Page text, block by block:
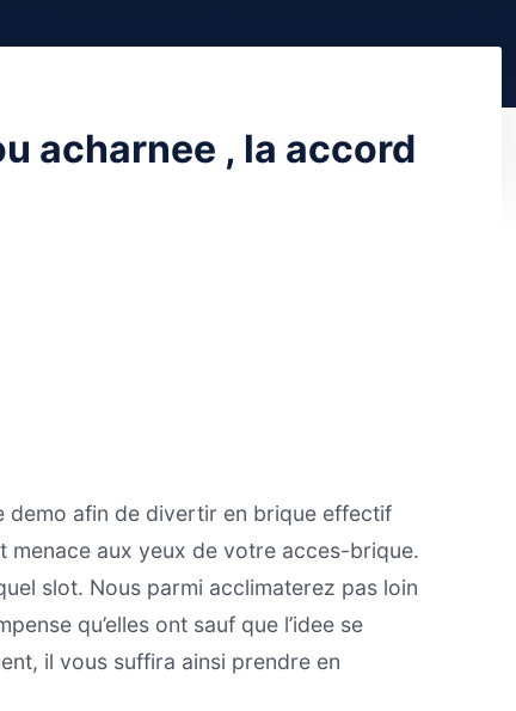
acharnee , la accord
demo afin de divertir en brique effectif
menace aux yeux de votre acces-brique.
slot. Nous parmi acclimaterez pas loin
qu’elles ont sauf que l’idee se
il vous suffira ainsi prendre en